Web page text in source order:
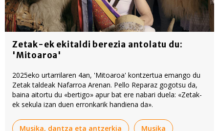
Zetak-ek ekitaldi berezia antolatu du:
'Mitoaroa'
2025eko urtarrilaren 4an, 'Mitoaroa' kontzertua emango du
Zetak taldeak Nafarroa Arenan. Pello Reparaz gogotsu da,
baina aitortu du «bertigo» apur bat ere nabari duela: «Zetak-
ek sekula izan duen erronkarik handiena da».
Musika, dantza eta antzerkia Musika